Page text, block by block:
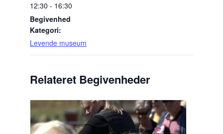
12:30 - 16:30
Begivenhed
Kategori:
Levende museum
Relateret Begivenheder